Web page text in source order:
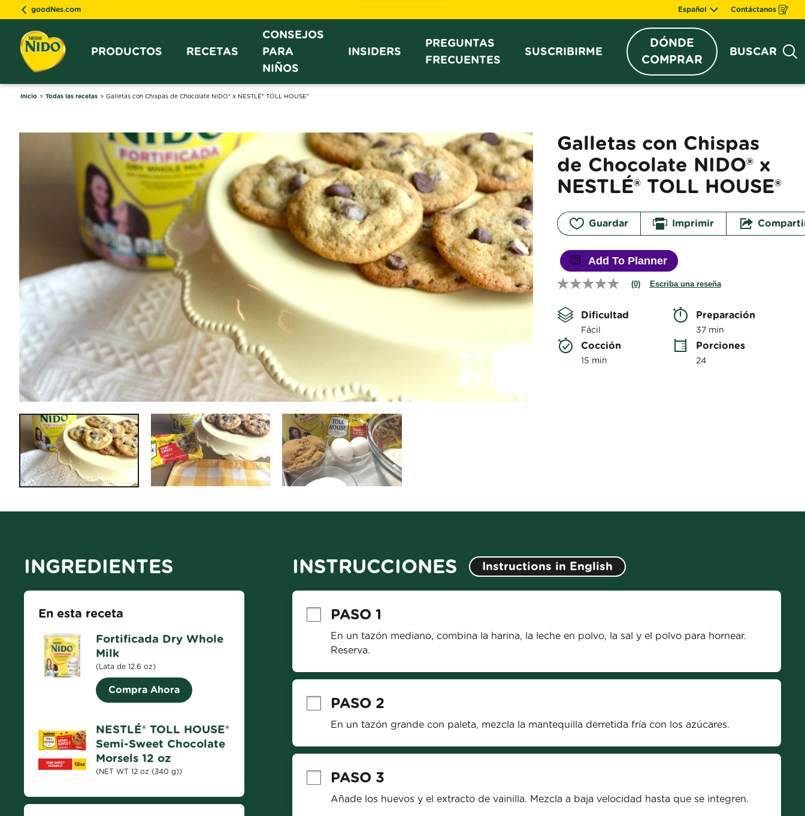
goodNes.com Español Contáctanos
Opens
in
PRODUCTOS RECETAS
CONSEJOS
PARA
NIÑOS
INSIDERS
PREGUNTAS
FRECUENTES
SUSCRIBIRME
DÓNDE
COMPRAR
BUSCAR
Inicio Todas las recetas Galletas con Chispas de Chocolate NIDO® x NESTLÉ® TOLL HOUSE®
Galletas con Chispas
de Chocolate NIDO® x
NESTLÉ® TOLL HOUSE®
Guardar Imprimir
Add To Planner
Sin
Enlace
en
misma
página.
(0) Escriba una reseña
Dificultad
Fácil
Preparación
37 min
Cocción
15 min
Porciones
24
INGREDIENTES
En esta receta
Fortificada Dry Whole
Milk
(Lata de 12.6 oz)
Compra Ahora
NESTLÉ® TOLL HOUSE®
Semi-Sweet Chocolate
Morsels 12 oz
(NET WT 12 oz (340 g))
INSTRUCCIONES Instructions in English
PASO 1
En un tazón mediano, combina la harina, la leche en polvo, la sal y el polvo para hornear.
Reserva.
PASO 2
En un tazón grande con paleta, mezcla la mantequilla derretida fría con los azúcares.
PASO 3
Añade los huevos y el extracto de vainilla. Mezcla a baja velocidad hasta que se integren.